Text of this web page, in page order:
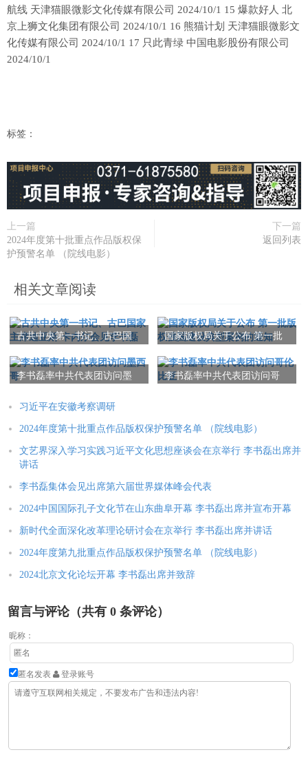
航线 天津猫眼微影文化传媒有限公司 2024/10/1 15 爆款好人 北
京上狮文化集团有限公司 2024/10/1 16 熊猫计划 天津猫眼微影文
化传媒有限公司 2024/10/1 17 只此青绿 中国电影股份有限公司
2024/10/1
标签：
上一篇
2024年度第十批重点作品版权保
护预警名单 （院线电影）
下一篇
返回列表
相关文章阅读
古共中央第一书记、古巴国
书磊
国家版权局关于公布 第一批
知
李书磊率中共代表团访问墨
李书磊率中共代表团访问哥
习近平在安徽考察调研
2024年度第十批重点作品版权保护预警名单 （院线电影）
文艺界深入学习实践习近平文化思想座谈会在京举行 李书磊出席并
讲话
李书磊集体会见出席第六届世界媒体峰会代表
2024中国国际孔子文化节在山东曲阜开幕 李书磊出席并宣布开幕
新时代全面深化改革理论研讨会在京举行 李书磊出席并讲话
2024年度第九批重点作品版权保护预警名单 （院线电影）
2024北京文化论坛开幕 李书磊出席并致辞
留言与评论（共有 0 条评论）
昵称：
匿名发表 登录账号